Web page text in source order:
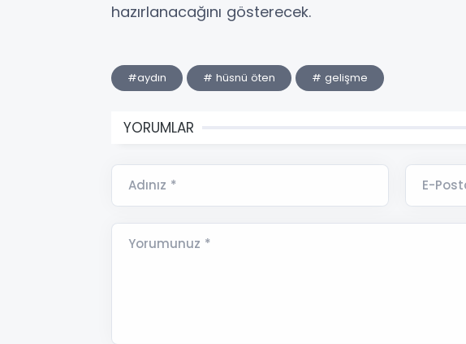
hazırlanacağını gösterecek.
#aydın # hüsnü öten # gelişme
YORUMLAR
Adınız * E-
Yorumunuz *